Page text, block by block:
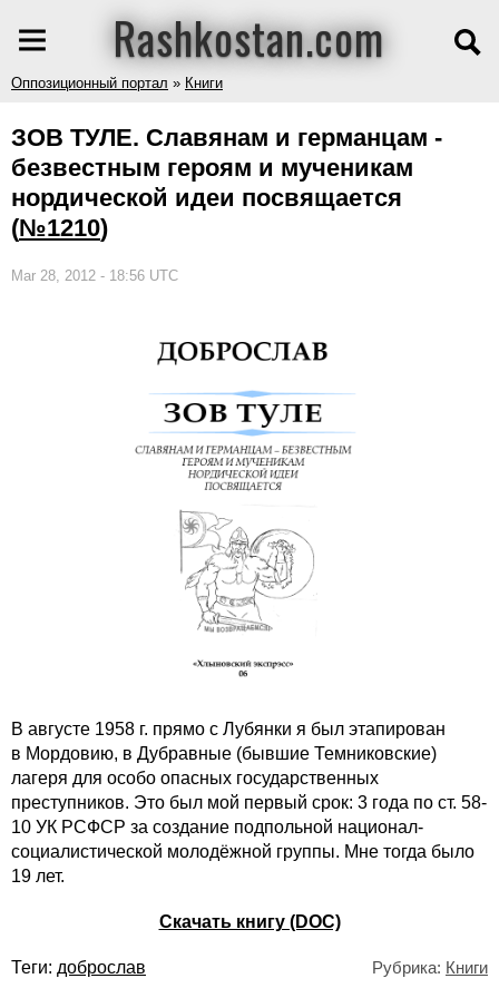
Rashkostan.com
Оппозиционный портал » Книги
ЗОВ ТУЛЕ. Славянам и германцам -
безвестным героям и мученикам
нордической идеи посвящается
(№1210)
Mar 28, 2012 - 18:56 UTC
В августе 1958 г. прямо с Лубянки я был этапирован
в Мордовию, в Дубравные (бывшие Темниковские)
лагеря для особо опасных государственных
преступников. Это был мой первый срок: 3 года по ст. 58-
10 УК РСФСР за создание подпольной национал-
социалистической молодёжной группы. Мне тогда было
19 лет.
Скачать книгу (DOC)
Теги: доброслав Рубрика: Книги